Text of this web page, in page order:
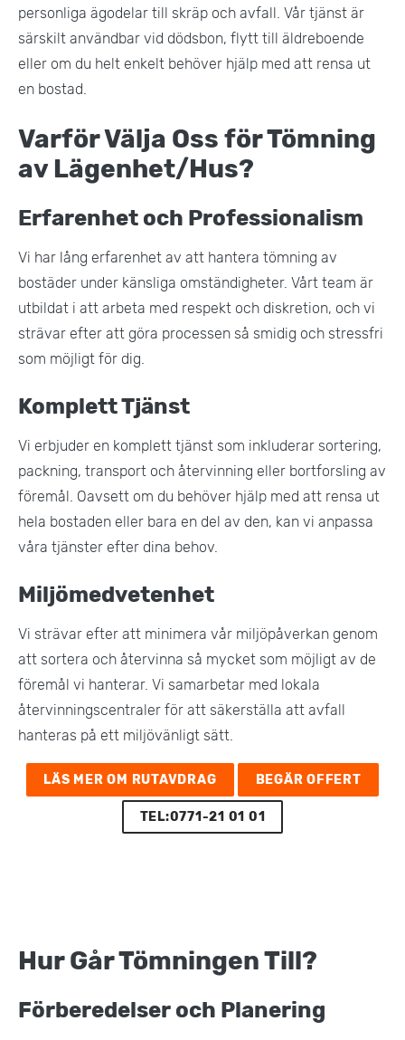
personliga ägodelar till skräp och avfall. Vår tjänst är
särskilt användbar vid dödsbon, flytt till äldreboende
eller om du helt enkelt behöver hjälp med att rensa ut
en bostad​.
Varför Välja Oss för Tömning
av Lägenhet/Hus?
Erfarenhet och Professionalism
Vi har lång erfarenhet av att hantera tömning av
bostäder under känsliga omständigheter. Vårt team är
utbildat i att arbeta med respekt och diskretion, och vi
strävar efter att göra processen så smidig och stressfri
som möjligt för dig​.
Komplett Tjänst
Vi erbjuder en komplett tjänst som inkluderar sortering,
packning, transport och återvinning eller bortforsling av
föremål. Oavsett om du behöver hjälp med att rensa ut
hela bostaden eller bara en del av den, kan vi anpassa
våra tjänster efter dina behov.
Miljömedvetenhet
Vi strävar efter att minimera vår miljöpåverkan genom
att sortera och återvinna så mycket som möjligt av de
föremål vi hanterar. Vi samarbetar med lokala
återvinningscentraler för att säkerställa att avfall
hanteras på ett miljövänligt sätt​.
LÄS MER OM RUTAVDRAG BEGÄR OFFERT
TEL:0771-21 01 01
Hur Går Tömningen Till?
Förberedelser och Planering